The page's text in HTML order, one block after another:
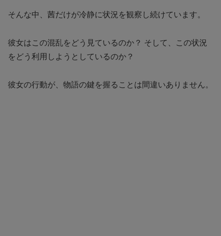
そんな中、茜だけが冷静に状況を観察し続けています。
彼女はこの混乱をどう見ているのか？ そして、この状況
をどう利用しようとしているのか？
彼女の行動が、物語の鍵を握ることは間違いありません。